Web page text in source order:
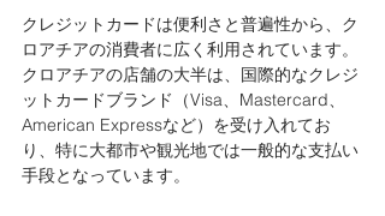
クレジットカードは便利さと普遍性から、ク
ロアチアの消費者に広く利用されています。
クロアチアの店舗の大半は、国際的なクレジ
ットカードブランド（Visa、Mastercard、
American Expressなど）を受け入れてお
り、特に大都市や観光地では一般的な支払い
手段となっています。